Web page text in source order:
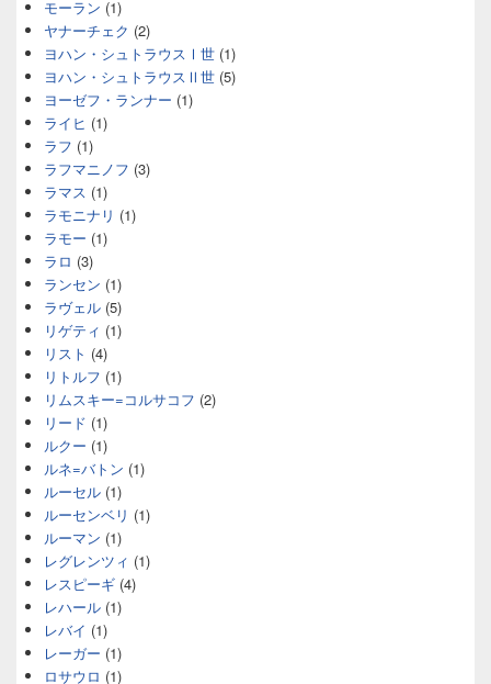
モーラン (1)
ヤナーチェク (2)
ヨハン・シュトラウスⅠ世 (1)
ヨハン・シュトラウスⅡ世 (5)
ヨーゼフ・ランナー (1)
ライヒ (1)
ラフ (1)
ラフマニノフ (3)
ラマス (1)
ラモニナリ (1)
ラモー (1)
ラロ (3)
ランセン (1)
ラヴェル (5)
リゲティ (1)
リスト (4)
リトルフ (1)
リムスキー=コルサコフ (2)
リード (1)
ルクー (1)
ルネ=バトン (1)
ルーセル (1)
ルーセンベリ (1)
ルーマン (1)
レグレンツィ (1)
レスピーギ (4)
レハール (1)
レバイ (1)
レーガー (1)
ロサウロ (1)